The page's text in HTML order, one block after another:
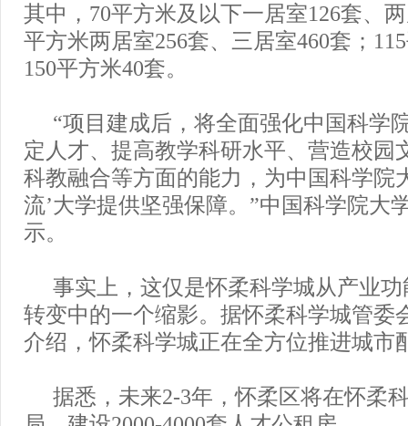
其中，70平方米及以下一居室126套、
平方米两居室256套、三居室460套；
150平方米40套。
“项目建成后，将全面强化中国科学
定人才、提高教学科研水平、营造校园
科教融合等方面的能力，为中国科学院
流’大学提供坚强保障。”中国科学院大
示。
事实上，这仅是怀柔科学城从产业
转变中的一个缩影。据怀柔科学城管委
介绍，怀柔科学城正在全方位推进城市
据悉，未来2-3年，怀柔区将在怀柔